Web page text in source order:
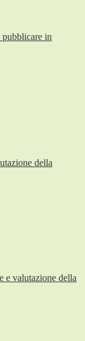
in
della
e valutazione della